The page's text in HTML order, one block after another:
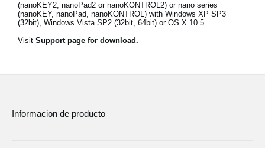
Redes Sociales
(nanoKEY2, nanoPad2 or nanoKONTROL2) or nano series
(nanoKEY, nanoPad, nanoKONTROL) with Windows XP SP3
(32bit), Windows Vista SP2 (32bit, 64bit) or OS X 10.5.
Visit Support page for download.
Informacion de producto